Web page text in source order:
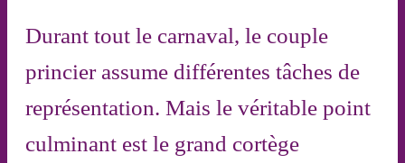
Durant tout le carnaval, le couple
princier assume différentes tâches de
représentation. Mais le véritable point
culminant est le grand cortège